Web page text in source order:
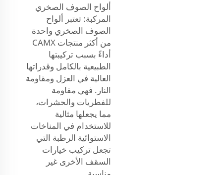
ألواح الصوف الصخري
المركبة: تعتبر ألواح
الصوف الصخري واحدة
من أكثر منتجات CAMX
أداءً بسبب تركيبتها
الطبيعية بالكامل وقدراتها
العالية في العزل ومقاومة
النار. فهي مقاومة
للفطريات والحشرات،
مما يجعلها مثالية
للاستخدام في المناخات
الاستوائية الرطبة التي
تجعل تركيب خيارات
السقف الأخرى غير